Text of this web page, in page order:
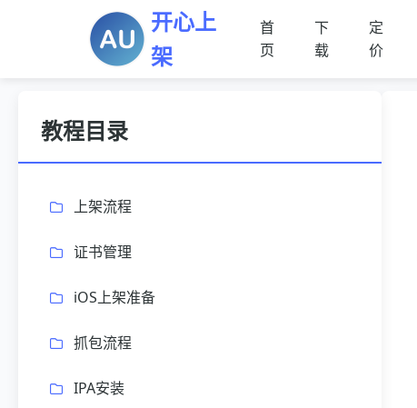
开心上
架
首
页
下
载
定
价
教程目录
上架流程
证书管理
iOS上架准备
抓包流程
IPA安装